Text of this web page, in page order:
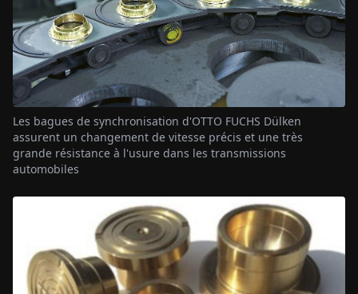
Les bagues de synchronisation d'OTTO FUCHS Dülken
assurent un changement de vitesse précis et une très
grande résistance à l'usure dans les transmissions
automobiles